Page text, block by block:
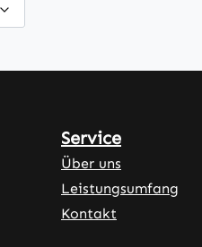
Service
Über uns
Leistungsumfang
Kontakt